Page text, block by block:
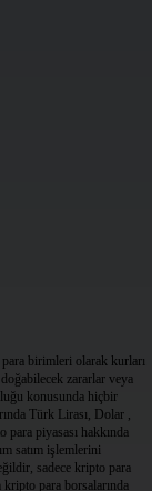
birimleri olarak kurları
zararlar veya
konusunda hiçbir
Türk Lirası, Dolar ,
piyasası hakkında
satım işlemlerini
sadece kripto para
kripto para borsalarında